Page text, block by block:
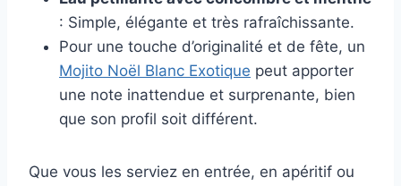
: Simple, élégante et très rafraîchissante.
Pour une touche d’originalité et de fête, un
Mojito Noël Blanc Exotique peut apporter
une note inattendue et surprenante, bien
que son profil soit différent.
Que vous les serviez en entrée, en apéritif ou